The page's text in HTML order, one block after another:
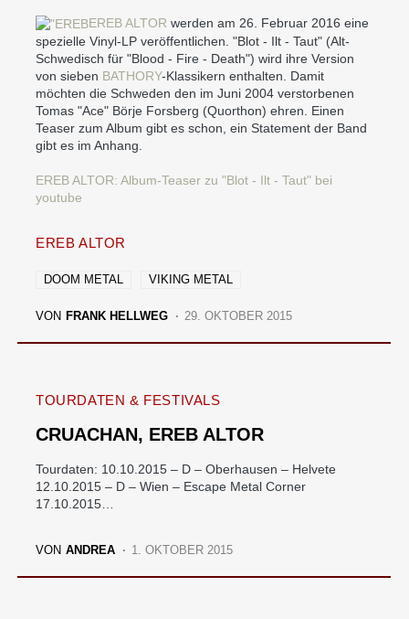
EREB ALTOR werden am 26. Februar 2016 eine
spezielle Vinyl-LP veröffentlichen. "Blot - Ilt - Taut" (Alt-
Schwedisch für "Blood - Fire - Death") wird ihre Version
von sieben BATHORY-Klassikern enthalten. Damit
möchten die Schweden den im Juni 2004 verstorbenen
Tomas "Ace" Börje Forsberg (Quorthon) ehren. Einen
Teaser zum Album gibt es schon, ein Statement der Band
gibt es im Anhang.
EREB ALTOR: Album-Teaser zu "Blot - Ilt - Taut" bei
youtube
EREB ALTOR
DOOM METAL VIKING METAL
VON FRANK HELLWEG 29. OKTOBER 2015
TOURDATEN & FESTIVALS
CRUACHAN, EREB ALTOR
Tourdaten: 10.10.2015 – D – Oberhausen – Helvete
12.10.2015 – D – Wien – Escape Metal Corner
17.10.2015…
VON ANDREA 1. OKTOBER 2015